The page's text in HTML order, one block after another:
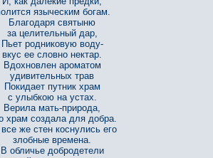
языческим богам.
Благодаря святыню
за целительный дар,
Пьет родниковую воду-
вкус ее словно нектар.
Вдохновлен ароматом
удивительных трав
Покидает путник храм
с улыбкою на устах.
Верила мать-природа,
храм создала для добра.
же стен коснулись его
злобные времена.
В обличье добродетели